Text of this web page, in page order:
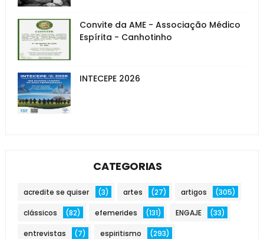
Convite da AME - Associação Médico
Espírita - Canhotinho
INTECEPE 2026
CATEGORIAS
acredite se quiser (3) artes (27) artigos (305)
clássicos (82) efemerides (131) ENGAJE (33)
entrevistas (7) espiritismo (293)